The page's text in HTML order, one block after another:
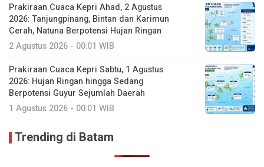
Prakiraan Cuaca Kepri Ahad, 2 Agustus
2026: Tanjungpinang, Bintan dan Karimun
Cerah, Natuna Berpotensi Hujan Ringan
2 Agustus 2026 - 00:01 WIB
Prakiraan Cuaca Kepri Sabtu, 1 Agustus
2026: Hujan Ringan hingga Sedang
Berpotensi Guyur Sejumlah Daerah
1 Agustus 2026 - 00:01 WIB
Trending di Batam